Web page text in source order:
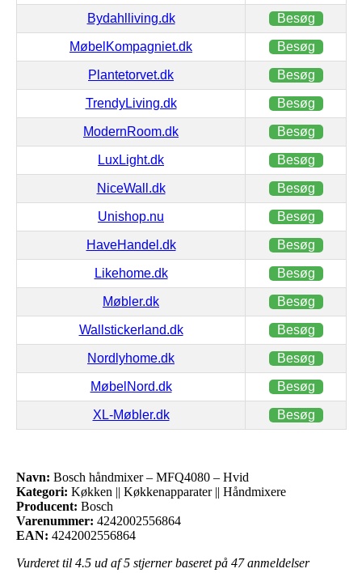
Bydahlliving.dk Besøg
MøbelKompagniet.dk Besøg
Plantetorvet.dk Besøg
TrendyLiving.dk Besøg
ModernRoom.dk Besøg
LuxLight.dk Besøg
NiceWall.dk Besøg
Unishop.nu Besøg
HaveHandel.dk Besøg
Likehome.dk Besøg
Møbler.dk Besøg
Wallstickerland.dk Besøg
Nordlyhome.dk Besøg
MøbelNord.dk Besøg
XL-Møbler.dk Besøg
Navn: Bosch håndmixer – MFQ4080 – Hvid
Kategori: Køkken || Køkkenapparater || Håndmixere
Producent: Bosch
Varenummer: 4242002556864
EAN: 4242002556864
Vurderet til 4.5 ud af 5 stjerner baseret på 47anmeldelser